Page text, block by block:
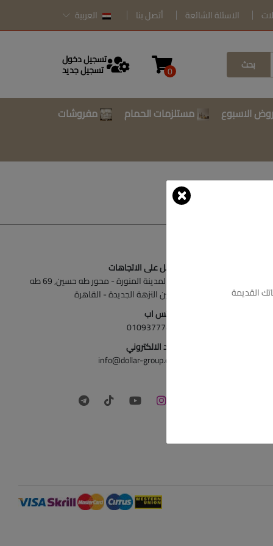
الاسئلة الشائعة أتصل بنا العربية
بحث 0
تسجيل دخول
تسجيل جديد
الاسبوع مستلزمات الحمام
مفروشات
أحصل على الاتجاهات
ش المدينة المنورة - محور طه حسين, 69 طه
حسين النزهة الجديدة - القاهرة
الواتس اب
01093777446
البريد الالكتروني
info@dollar-group.com
القديمة